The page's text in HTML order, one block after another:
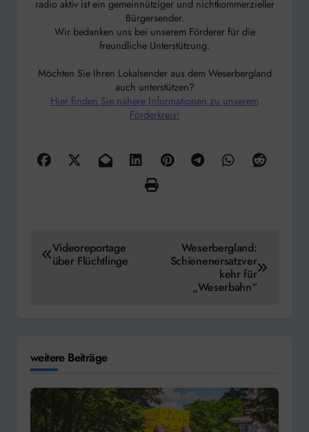
radio aktiv ist ein gemeinnütziger und nichtkommerzieller
Bürgersender.
Wir bedanken uns bei unserem Förderer für die
freundliche Unterstützung.
Möchten Sie Ihren Lokalsender aus dem Weserbergland
auch unterstützen?
Hier finden Sie nähere Informationen zu unserem
Förderkreis!
Beitragsnavigation
Videoreportage
über Flüchtlinge
Weserbergland:
Schienenersatzver
kehr für
„Weserbahn“
weitere Beiträge